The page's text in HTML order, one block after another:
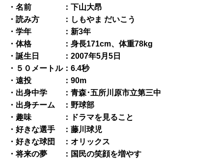
・名前 ：下山大昂
・読み方 ：しもやま だいこう
・学年 ：新3年
・体格 ：身長171cm、体重78kg
・誕生日 ：2007年5月5日
・５０メートル：6.4秒
・遠投 ：90m
・出身中学 ：青森･五所川原市立第三中
・出身チーム ：野球部
・趣味 ：ドラマを見ること
・好きな選手 ：藤川球児
・好きな球団 ：オリックス
・将来の夢 ：国民の笑顔を増やす